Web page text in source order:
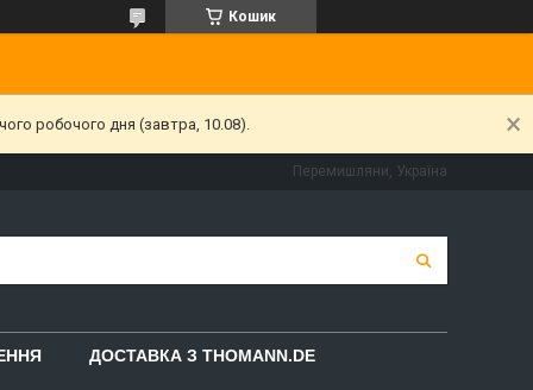
Кошик
робочого дня (завтра, 10.08).
Перемишляни, Україна
ДОСТАВКА З THOMANN.DE